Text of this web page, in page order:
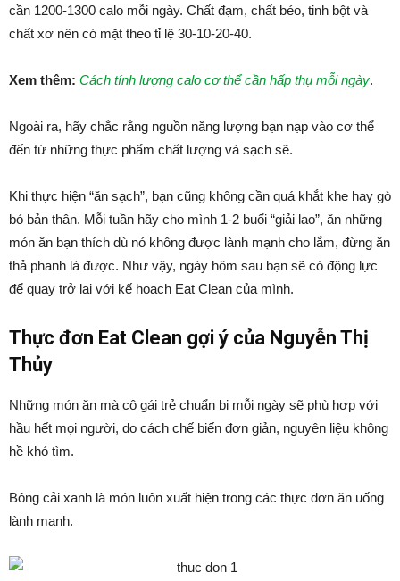
cần 1200-1300 calo mỗi ngày. Chất đạm, chất béo, tinh bột và
chất xơ nên có mặt theo tỉ lệ 30-10-20-40.
Xem thêm: Cách tính lượng calo cơ thể cần hấp thụ mỗi ngày.
Ngoài ra, hãy chắc rằng nguồn năng lượng bạn nạp vào cơ thể
đến từ những thực phẩm chất lượng và sạch sẽ.
Khi thực hiện “ăn sạch”, bạn cũng không cần quá khắt khe hay gò
bó bản thân. Mỗi tuần hãy cho mình 1-2 buổi “giải lao”, ăn những
món ăn bạn thích dù nó không được lành mạnh cho lắm, đừng ăn
thả phanh là được. Như vậy, ngày hôm sau bạn sẽ có động lực
để quay trở lại với kế hoạch Eat Clean của mình.
Thực đơn Eat Clean gợi ý của Nguyễn Thị
Thủy
Những món ăn mà cô gái trẻ chuẩn bị mỗi ngày sẽ phù hợp với
hầu hết mọi người, do cách chế biến đơn giản, nguyên liệu không
hề khó tìm.
Bông cải xanh là món luôn xuất hiện trong các thực đơn ăn uống
lành mạnh.